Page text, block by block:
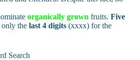
organically grown fruits. Five
only the last 4 digits (xxxx) for the
Search